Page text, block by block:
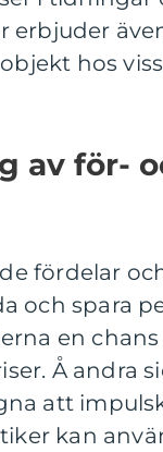
erbjuder
hos
av för-
fördelar
och spara
en
Å andra
att
kan